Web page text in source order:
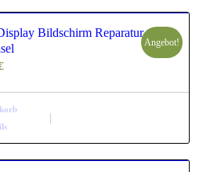
Bildschirm Reparatur
Aktueller
Angebot!